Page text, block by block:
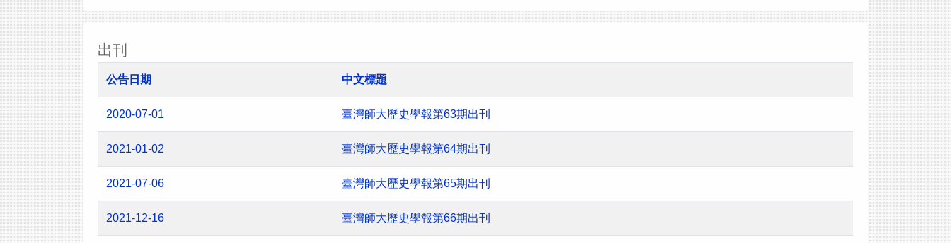
出刊
公告日期 中文標題
2020-07-01 臺灣師大歷史學報第63期出刊
2021-01-02 臺灣師大歷史學報第64期出刊
2021-07-06 臺灣師大歷史學報第65期出刊
2021-12-16 臺灣師大歷史學報第66期出刊